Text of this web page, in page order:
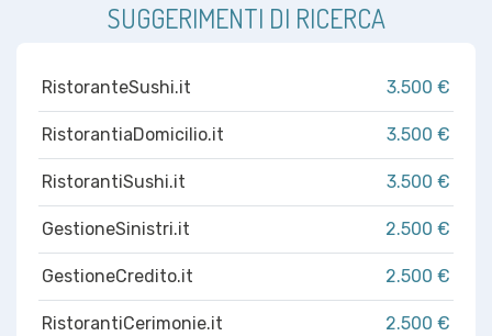
SUGGERIMENTI DI RICERCA
RistoranteSushi.it 3.500 €
RistorantiaDomicilio.it 3.500 €
RistorantiSushi.it 3.500 €
GestioneSinistri.it 2.500 €
GestioneCredito.it 2.500 €
RistorantiCerimonie.it 2.500 €